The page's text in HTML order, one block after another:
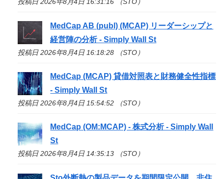
投稿日 2026年8月4日 16:31:16 （STO）
MedCap AB (publ) (MCAP) リーダーシップと
経営陣の分析 - Simply Wall St
投稿日 2026年8月4日 16:18:28 （STO）
MedCap (MCAP) 貸借対照表と財務健全性指標
- Simply Wall St
投稿日 2026年8月4日 15:54:52 （STO）
MedCap (OM:MCAP) - 株式分析 - Simply Wall
St
投稿日 2026年8月4日 14:35:13 （STO）